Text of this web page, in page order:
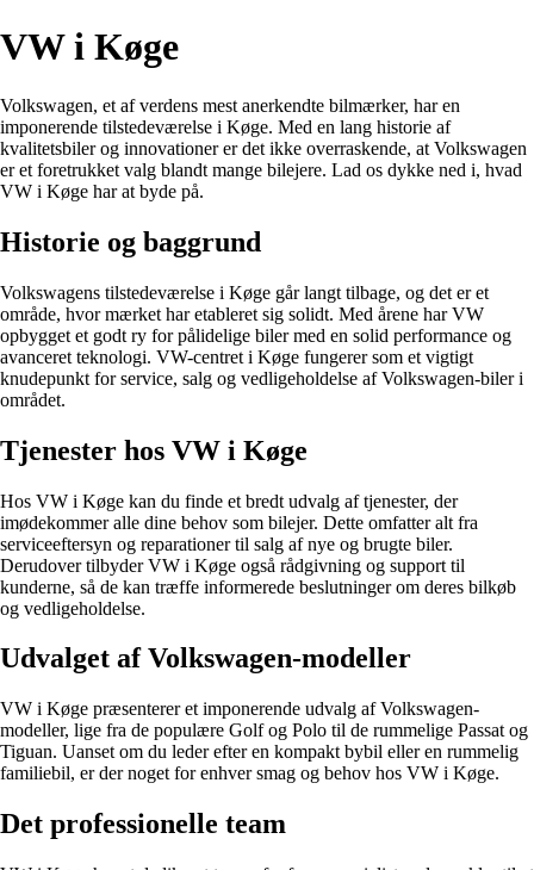
VW i Køge
Volkswagen, et af verdens mest anerkendte bilmærker, har en
imponerende tilstedeværelse i Køge. Med en lang historie af
kvalitetsbiler og innovationer er det ikke overraskende, at Volkswagen
er et foretrukket valg blandt mange bilejere. Lad os dykke ned i, hvad
VW i Køge har at byde på.
Historie og baggrund
Volkswagens tilstedeværelse i Køge går langt tilbage, og det er et
område, hvor mærket har etableret sig solidt. Med årene har VW
opbygget et godt ry for pålidelige biler med en solid performance og
avanceret teknologi. VW-centret i Køge fungerer som et vigtigt
knudepunkt for service, salg og vedligeholdelse af Volkswagen-biler i
området.
Tjenester hos VW i Køge
Hos VW i Køge kan du finde et bredt udvalg af tjenester, der
imødekommer alle dine behov som bilejer. Dette omfatter alt fra
serviceeftersyn og reparationer til salg af nye og brugte biler.
Derudover tilbyder VW i Køge også rådgivning og support til
kunderne, så de kan træffe informerede beslutninger om deres bilkøb
og vedligeholdelse.
Udvalget af Volkswagen-modeller
VW i Køge præsenterer et imponerende udvalg af Volkswagen-
modeller, lige fra de populære Golf og Polo til de rummelige Passat og
Tiguan. Uanset om du leder efter en kompakt bybil eller en rummelig
familiebil, er der noget for enhver smag og behov hos VW i Køge.
Det professionelle team